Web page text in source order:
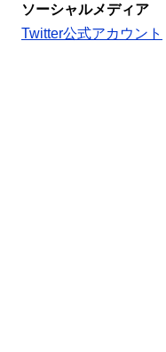
ソーシャルメディア
Twitter公式アカウント